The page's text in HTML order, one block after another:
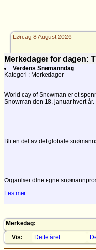
Lørdag 8 August 2026
Merkedager for dagen:
Verdens Snømanndag
Kategori : Merkedager
World day of Snowman er et
Snowman den 18. januar hvert år.
Bli en del av det globale
Organiser dine egne
Les mer
Merkedag:
Vis:
Dette året